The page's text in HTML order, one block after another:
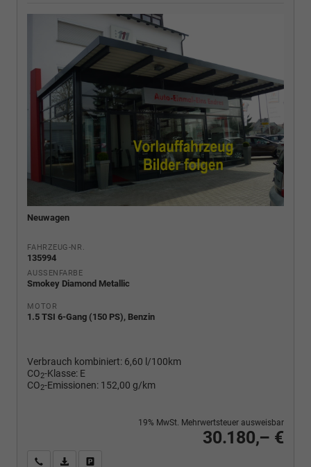
Neuwagen
FAHRZEUG-NR.
135994
AUSSENFARBE
Smokey Diamond Metallic
MOTOR
1.5 TSI 6-Gang (150 PS), Benzin
Verbrauch kombiniert: 6,60 l/100km
CO2-Klasse: E
CO2-Emissionen: 152,00 g/km
30.180,– €
19% MwSt. Mehrwertsteuer ausweisbar
Wir rufen Sie anPDF-Fahrzeugexposé drucken